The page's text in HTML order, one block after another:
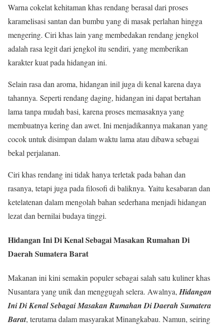
Warna cokelat kehitaman khas rendang berasal dari proses
karamelisasi santan dan bumbu yang di masak perlahan hingga
mengering. Ciri khas lain yang membedakan rendang jengkol
adalah rasa legit dari jengkol itu sendiri, yang memberikan
karakter kuat pada hidangan ini.
Selain rasa dan aroma, hidangan inil juga di kenal karena daya
tahannya. Seperti rendang daging, hidangan ini dapat bertahan
lama tanpa mudah basi, karena proses memasaknya yang
membuatnya kering dan awet. Ini menjadikannya makanan yang
cocok untuk disimpan dalam waktu lama atau dibawa sebagai
bekal perjalanan.
Ciri khas rendang ini tidak hanya terletak pada bahan dan
rasanya, tetapi juga pada filosofi di baliknya. Yaitu kesabaran dan
ketelatenan dalam mengolah bahan sederhana menjadi hidangan
lezat dan bernilai budaya tinggi.
Hidangan Ini Di Kenal Sebagai Masakan Rumahan Di
Daerah Sumatera Barat
Makanan ini kini semakin populer sebagai salah satu kuliner khas
Nusantara yang unik dan menggugah selera. Awalnya,Hidangan
Ini Di Kenal Sebagai Masakan Rumahan Di Daerah Sumatera
Barat, terutama dalam masyarakat Minangkabau. Namun, seiring